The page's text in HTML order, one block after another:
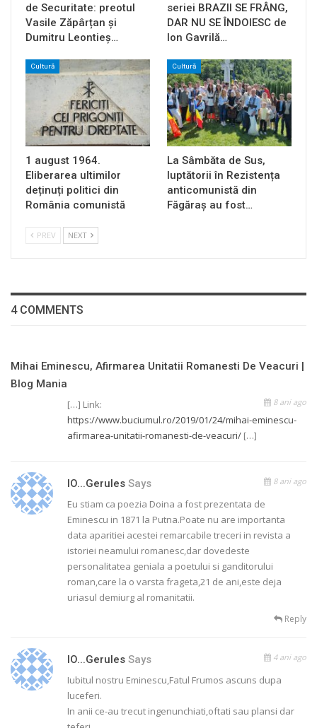
de Securitate: preotul
Vasile Zăpârțan și
Dumitru Leontieș…
seriei BRAZII SE FRÂNG,
DAR NU SE ÎNDOIESC de
Ion Gavrilă…
Cultură
1 august 1964.
Eliberarea ultimilor
deținuți politici din
România comunistă
Cultură
La Sâmbăta de Sus,
luptătorii în Rezistența
anticomunistă din
Făgăraș au fost…
PREV NEXT
4 COMMENTS
Mihai Eminescu, Afirmarea Unitatii Romanesti De Veacuri |
Blog Mania
8 ani ago
[…] Link:
https://www.buciumul.ro/2019/01/24/mihai-eminescu-
afirmarea-unitatii-romanesti-de-veacuri/ […]
IO...gerules Says 8 ani ago
Eu stiam ca poezia Doina a fost prezentata de
Eminescu in 1871 la Putna.Poate nu are importanta
data aparitiei acestei remarcabile treceri in revista a
istoriei neamului romanesc,dar dovedeste
personalitatea geniala a poetului si ganditorului
roman,care la o varsta frageta,21 de ani,este deja
uriasul demiurg al romanitatii.
Reply
IO...gerules Says 4 ani ago
Iubitul nostru Eminescu,Fatul Frumos ascuns dupa
luceferi.
In anii ce-au trecut ingenunchiati,oftati sau plansi dar